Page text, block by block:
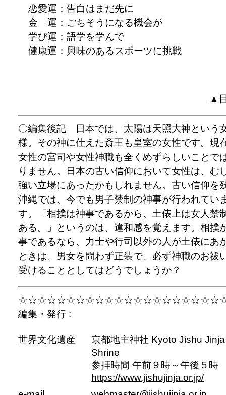
恋愛運：告白はまだ先に
金 運：ごちそうになる機会が
学び運：語学を学んで
健康運：興味のあるスポーツに挑戦
▲
〇編集後記 日本では、太陽は天照大神という
様。その神に仕えた斎王も皇室の女性です。現
女性の宮司や女性神職も全くめずらしいことで
りません。日本の古い信仰において女性は、む
強い立場にあったかもしれません。古い信仰を
沖縄では、今でも男子禁制の神事が行われてい
す。「相撲は神事であるから、土俵上は女人禁
ある。」というのは、違和感を覚えます。相撲
事であるなら、力士や行司以外の人が土俵にあ
ときは、男女を問わず正装で、必ず神職のお祓
受けることとしてはどうでしょうか？
編集・発行 :
世界文化遺産
京都地主神社 Kyoto Jishu Jinja
Shrine
参拝時間 午前９時～午後５時
https://www.jishujinja.or.jp/